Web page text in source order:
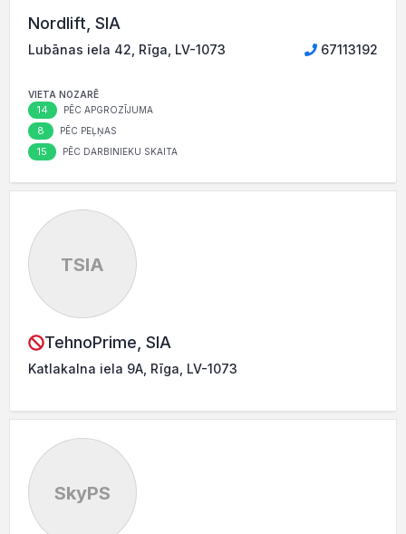
Nordlift, SIA
Lubānas iela 42, Rīga, LV-1073 67113192
VIETA NOZARĒ
14 PĒC APGROZĪJUMA
8 PĒC PEĻŅAS
15 PĒC DARBINIEKU SKAITA
TSIA
TehnoPrime, SIA
Katlakalna iela 9A, Rīga, LV-1073
SkyPS